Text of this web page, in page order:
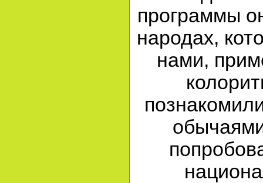
программы
народах,
нами,